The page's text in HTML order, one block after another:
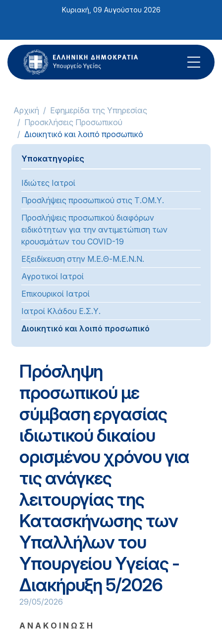
ιστότοπος
περιλαμβάνει
ένα
σύστημα
Κυριακή, 09 Αυγούστου 2026
Αρχική
Εφημερίδα της Υπηρεσίας
Προσκλήσεις Προσωπικού
Διοικητικό και λοιπό προσωπικό
Υποκατηγορίες
Ιδιώτες Ιατροί
Προσλήψεις προσωπικού στις Τ.ΟΜ.Υ.
Προσλήψεις προσωπικού διαφόρων
ειδικότητων για την αντιμετώπιση των
κρουσμάτων του COVID-19
Εξειδίκευση στην Μ.Ε.Θ-Μ.Ε.Ν.Ν.
Αγροτικοί Ιατροί
Επικουρικοί Ιατροί
Ιατροί Κλάδου Ε.Σ.Υ.
Διοικητικό και λοιπό προσωπικό
Πρόσληψη
προσωπικού με
σύμβαση εργασίας
ιδιωτικού δικαίου
ορισμένου χρόνου για
τις ανάγκες
λειτουργίας της
Κατασκήνωσης των
Υπαλλήλων του
Υπουργείου Υγείας -
Διακήρυξη 5/2026
29/05/2026
A N A K O I N Ω Σ Η